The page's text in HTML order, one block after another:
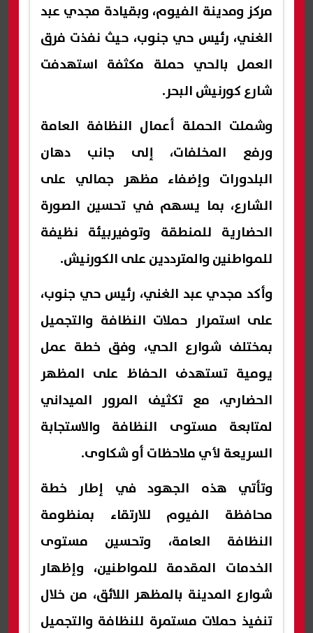
مركز ومدينة الفيوم، وبقيادة مجدي عبد
الغني، رئيس حي جنوب، حيث نفذت فرق
العمل بالحي حملة مكثفة استهدفت
شارع كورنيش البحر.
وشملت الحملة أعمال النظافة العامة
ورفع المخلفات، إلى جانب دهان
البلدورات وإضفاء مظهر جمالي على
الشارع، بما يسهم في تحسين الصورة
الحضارية للمنطقة وتوفيربيئة نظيفة
للمواطنين والمترددين على الكورنيش.
وأكد مجدي عبد الغني، رئيس حي جنوب،
على استمرار حملات النظافة والتجميل
بمختلف شوارع الحي، وفق خطة عمل
يومية تستهدف الحفاظ على المظهر
الحضاري، مع تكثيف المرور الميداني
لمتابعة مستوى النظافة والاستجابة
السريعة لأي ملاحظات أو شكاوى.
وتأتي هذه الجهود في إطار خطة
محافظة الفيوم للارتقاء بمنظومة
النظافة العامة، وتحسين مستوى
الخدمات المقدمة للمواطنين، وإظهار
شوارع المدينة بالمظهر اللائق، من خلال
تنفيذ حملات مستمرة للنظافة والتجميل